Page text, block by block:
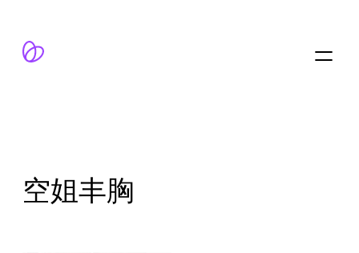
空姐丰胸